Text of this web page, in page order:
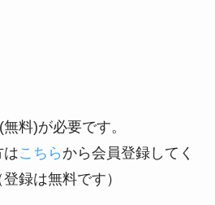
料)が必要です。
はこちら から会員登録してく
録は無料です）